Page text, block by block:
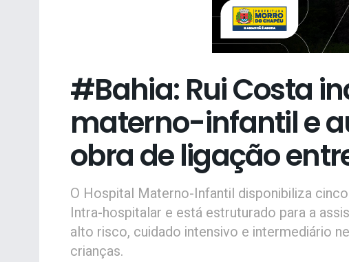
#Bahia: Rui Costa
materno-infantil e
obra de ligação
O Hospital Materno-Infantil disponibiliza
Intra-hospitalar e está estruturado para a
alto risco, cuidado intensivo e intermediário
crianças.